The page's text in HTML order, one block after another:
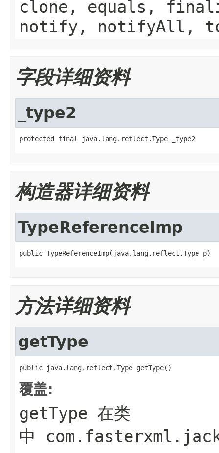
clone, equals,
notify, notifyAll,
字段详细资料
_type2
protected final java.lang.reflect.Type _type2
构造器详细资料
TypeReferenceImp
public TypeReferenceImp(java.lang.reflect.Type p)
方法详细资料
getType
public java.lang.reflect.Type getType()
覆盖:
getType 在类
中